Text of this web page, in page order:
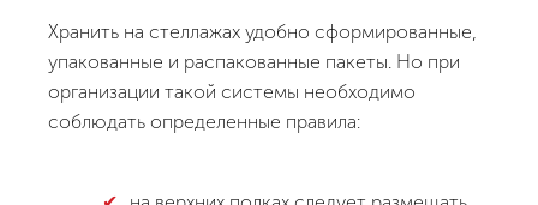
Хранить на стеллажах удобно сформированные,
упакованные и распакованные пакеты. Но при
организации такой системы необходимо
соблюдать определенные правила: